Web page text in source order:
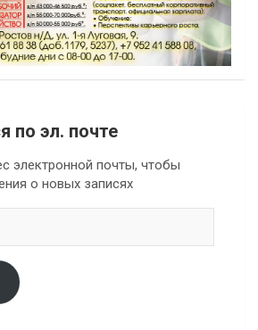
по эл. почте
электронной почты, чтобы
о новых записях